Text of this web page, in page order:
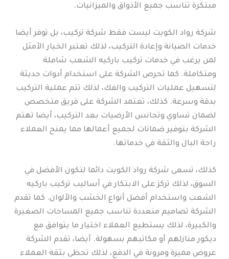
مبتكرة تناسب جميع الأذواق والميزانيات.
شركة رواد الكويت ليست فقط شركة تركيب، بل توفر أيضا
خدمات الصيانة وإعادة التركيب، لذلك تعتبر الخيار الأمثل
لمن يرغب في خدمات تركيب باركيه الشعب شاملة
ومتكاملة. كما تحرص الشركة على استخدام أدوات حديثة
لتسهيل عمليات التركيب والفك، لذلك تتم عملية التركيب
بدقة وسرعة. كذلك، تعتمد الشركة على فريق متخصص
لضمان تساوي وتجانس الأرضيات بعد التركيب، أيضا تهتم
الشركة بتوفير ضمانات لجميع أعمالها مما يمنح العملاء
راحة البال والثقة في خدماتها.
كذلك، تسعى شركة رواد الكويت دائما لتكون الأفضل في
السوق، لذلك تركز على الابتكار في أساليب تركيب باركيه
الشعب واستخدام أفضل أنواع الخشب والألوان. كما تقدم
الشركة تصاميم متعددة تناسب جميع المساحات الصغيرة
والكبيرة، لذلك يستطيع العملاء اختيار ما يتوافق مع
ديكور منازلهم أو مكاتبهم بسهولة. أيضا، تقدم الشركة
عروض مميزة ومرونة في الدفع، لذلك تحظى بثقة العملاء